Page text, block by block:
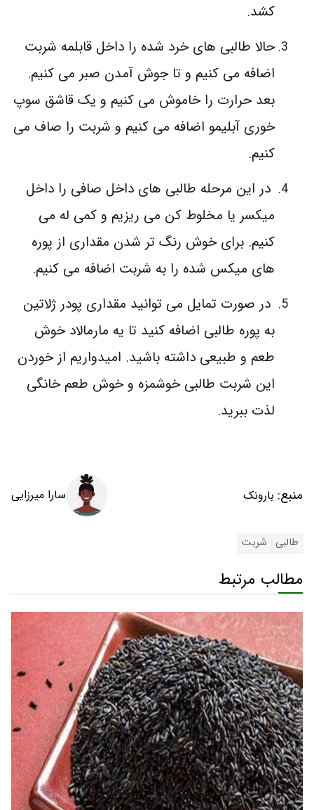
کشد.
حالا طالبی های خرد شده را داخل قابلمه شربت
اضافه می کنیم و تا جوش آمدن صبر می کنیم.
بعد حرارت را خاموش می کنیم و یک قاشق سوپ
خوری آبلیمو اضافه می کنیم و شربت را صاف می
کنیم.
در این مرحله طالبی های داخل صافی را داخل
میکسر یا مخلوط کن می ریزیم و کمی له می
کنیم. برای خوش رنگ تر شدن مقداری از پوره
های میکس شده را به شربت اضافه می کنیم.
در صورت تمایل می توانید مقداری پودر ژلاتین
به پوره طالبی اضافه کنید تا یه مارمالاد خوش
طعم و طبیعی داشته باشید. امیدواریم از خوردن
این شربت طالبی خوشمزه و خوش طعم خانگی
لذت ببرید.
منبع: بارونک سارا میرزایی
طالبی شربت
مطالب مرتبط